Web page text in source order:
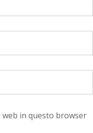
web in questo browser